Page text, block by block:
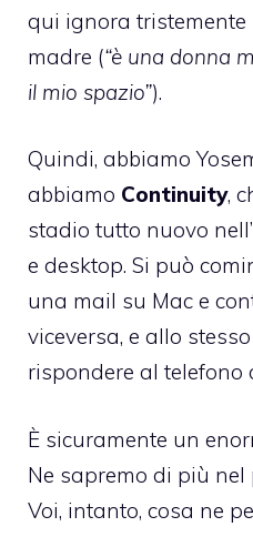
qui ignora
madre (“è una donna
il mio spazio”).
Quindi, abbiamo
abbiamo Continuity,
stadio tutto nuovo
e desktop. Si può
una mail su Mac e
viceversa, e allo
rispondere al telefono
È sicuramente un
Ne sapremo di più
Voi, intanto, cosa ne